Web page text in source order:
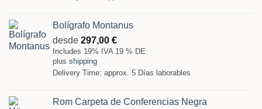
Bolígrafo Montanus
desde 297,00 €
Includes 19% IVA 19 % DE
plus shipping
Delivery Time: approx. 5 Días laborables
Rom Carpeta de Conferencias Negra